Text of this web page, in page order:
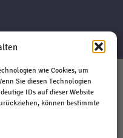
wie Cookies, um
Sie diesen Technologien
IDs auf dieser Website
können bestimmte